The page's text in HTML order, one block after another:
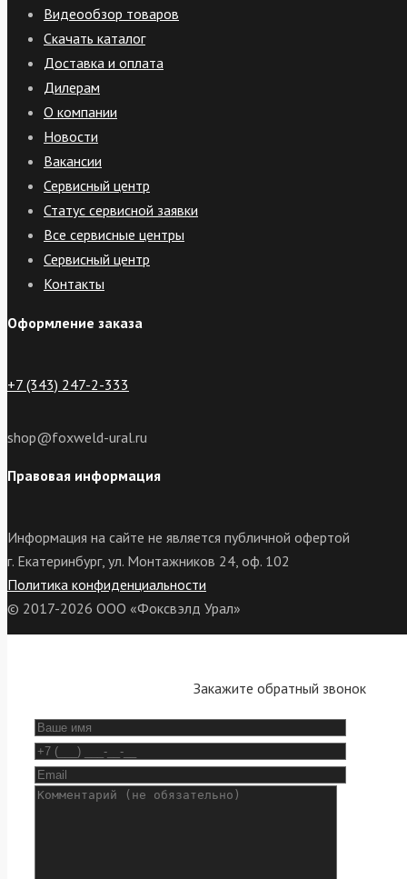
Видеообзор товаров
Скачать каталог
Доставка и оплата
Дилерам
О компании
Новости
Вакансии
Сервисный центр
Статус сервисной заявки
Все сервисные центры
Сервисный центр
Контакты
Оформление заказа
+7 (343) 247-2-333
shop@foxweld-ural.ru
Правовая информация
Информация на сайте не является публичной офертой
г. Екатеринбург, ул. Монтажников 24, оф. 102
Политика конфиденциальности
© 2017-2026 ООО «Фоксвэлд Урал»
Закажите обратный звонок